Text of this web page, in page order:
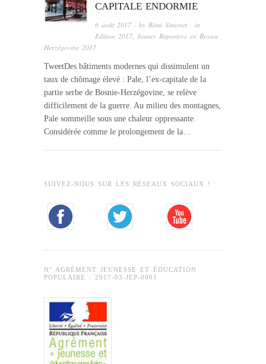
CAPITALE ENDORMIE
6 août 2017 · byRémi Simonet · in
Edition 2017,Jeunes Reporters en Bosnie
Herzégovine 2017
TweetDes bâtiments modernes qui dissimulent un
taux de chômage élevé : Pale, l’ex-capitale de la
partie serbe de Bosnie-Herzégovine, se relève
difficilement de la guerre. Au milieu des montagnes,
Pale sommeille sous une chaleur oppressante.
Considérée comme le prolongement de la…
SUIVEZ-NOUS SUR LES RÉSEAUX SOCIAUX !
N° AGRÉMENT JEUNESSE ET ÉDUCATION
POPULAIRE : 2017-03-JEP-0001